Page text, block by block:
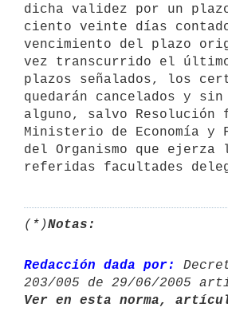
dicha validez por un plazo
ciento veinte días
vencimiento del plazo
vez transcurrido el
plazos señalados, los
quedarán cancelados y
alguno, salvo Resolución
Ministerio de Economía y
del Organismo que ejerza
(*)Notas:
Redacción dada por:
203/005 de 29/06/2005
Ver en esta norma,